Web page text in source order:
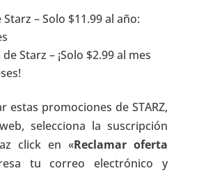
– Solo $11.99 al año:
Starz – ¡Solo $2.99 ​​al mes
estas promociones de STARZ,
selecciona la suscripción
click en «Reclamar oferta
tu correo electrónico y